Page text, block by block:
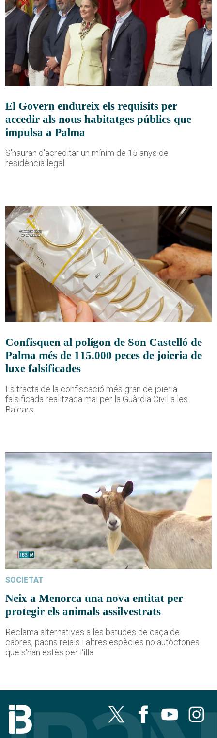
El Govern endureix els requisits per
accedir als nous habitatges públics que
impulsa a Palma
S'hauran d'acreditar un mínim de 15 anys de
residència legal
Confisquen al polígon de Son Castelló de
Palma més de 115.000 peces de joieria de
luxe falsificades
Es tracta de la confiscació més gran de joieria
falsificada realitzada mai per la Guàrdia Civil a les
Balears
SOCIETAT
Neix a Menorca una nova entitat per
protegir els animals assilvestrats
Reclama alternatives a les batudes de caça de
cabres, paons reials i altres espècies no autòctones
que s'han estès per l'illa